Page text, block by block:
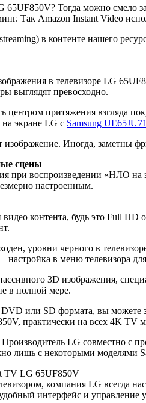
65UF850V? Тогда можно
Так Amazon Instant Video
в контенте нашего
в телевизоре LG
выглядят превосходно.
центром притяжения взгляда
экране LG с Samsung
Иногда, заметны
сцены
при воспроизведении «НЛО
настроенным.
контента, будь это Full HD
уровни черного в
в меню телевизора
3D изображения,
в полной мере.
или SD формата, вы можете
практически на всех 4K TV
Производитель LG совместно
лишь с некоторыми моделями
TV LG 65UF850V
компания LG всегда
интерфейс и